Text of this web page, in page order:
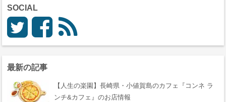
SOCIAL
最新の記事
【人生の楽園】長崎県・小値賀島のカフェ『コンネ ラ
ンチ&カフェ』のお店情報